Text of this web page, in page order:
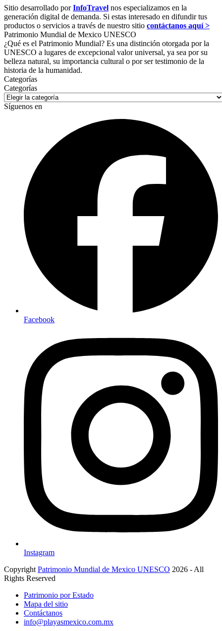
Sitio desarrollado porInfoTravel nos especializamos en la
generación digital de demanda. Si estas interesado en difundir tus
productos o servicios a través de nuestro sitio contáctanos aquí >
Patrimonio Mundial de Mexico UNESCO
¿Qué es el Patrimonio Mundial? Es una distinción otorgada por la
UNESCO a lugares de excepcional valor universal, ya sea por su
belleza natural, su importancia cultural o por ser testimonio de la
historia de la humanidad.
Categorías
Categorías
Síguenos en
Facebook
Instagram
Copyright Patrimonio Mundial de Mexico UNESCO 2026 - All
Rights Reserved
Patrimonio por Estado
Mapa del sitio
Contáctanos
info@playasmexico.com.mx